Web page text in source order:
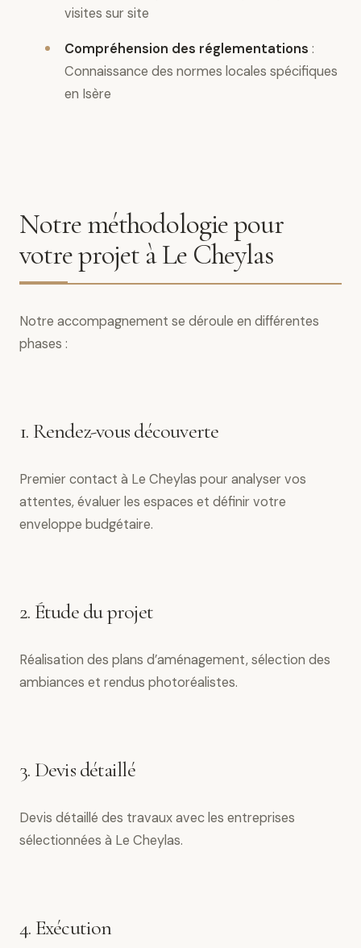
visites sur site
Compréhension des réglementations :
Connaissance des normes locales spécifiques
en Isère
Notre méthodologie pour
votre projet à Le Cheylas
Notre accompagnement se déroule en différentes
phases :
1. Rendez-vous découverte
Premier contact à Le Cheylas pour analyser vos
attentes, évaluer les espaces et définir votre
enveloppe budgétaire.
2. Étude du projet
Réalisation des plans d’aménagement, sélection des
ambiances et rendus photoréalistes.
3. Devis détaillé
Devis détaillé des travaux avec les entreprises
sélectionnées à Le Cheylas.
4. Exécution